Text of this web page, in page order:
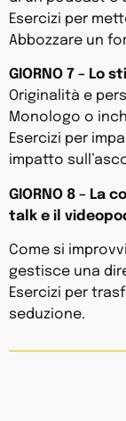
Esercizi per
Abbozzare un
GIORNO 7 – Lo
Originalità e
Monologo o
Esercizi per
impatto
GIORNO 8 – La
talk e il
Come si
gestisce una
Esercizi per
seduzione.